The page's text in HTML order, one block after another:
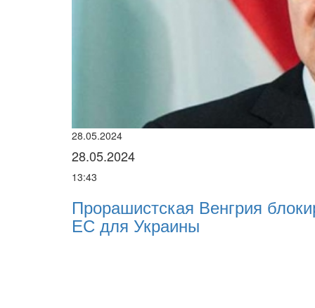
28.05.2024
28.05.2024
13:43
Прорашистская Венгрия
ЕС для Украины